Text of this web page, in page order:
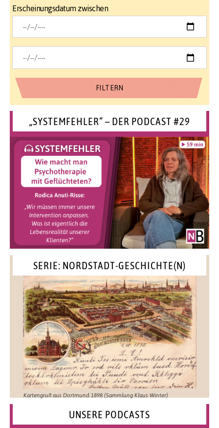
Erscheinungsdatum zwischen
„SYSTEMFEHLER“ – DER PODCAST #29
SERIE: NORDSTADT-GESCHICHTE(N)
Kartengruß aus Dortmund 1898 (Sammlung Klaus Winter)
UNSERE PODCASTS